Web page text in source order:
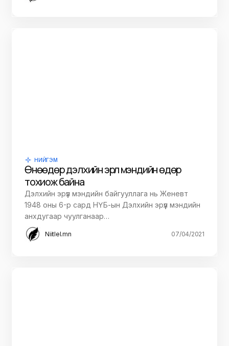
НИЙГЭМ
Өнөөдөр дэлхийн эрүүл мэндийн өдөр
тохиож байна
Дэлхийн эрүүл мэндийн байгууллага нь Женевт
1948 оны 6-р сард НҮБ-ын Дэлхийн эрүүл мэндийн
анхдугаар чуулганаар…
Niitlel.mn 07/04/2021